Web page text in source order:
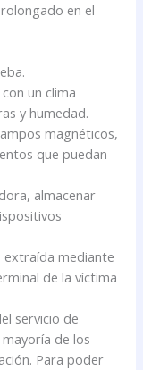
en el
un clima
y humedad.
magnéticos,
que puedan
almacenar
extraída mediante
de la víctima
servicio de
de los
Para poder